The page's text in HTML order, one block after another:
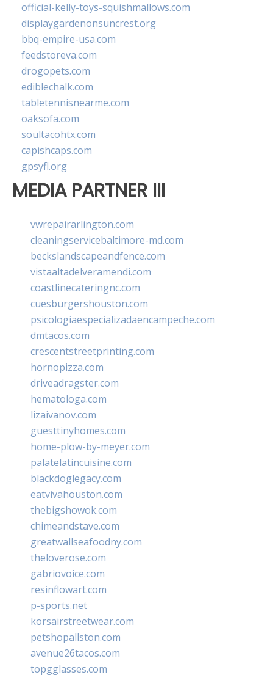
official-kelly-toys-squishmallows.com
displaygardenonsuncrest.org
bbq-empire-usa.com
feedstoreva.com
drogopets.com
ediblechalk.com
tabletennisnearme.com
oaksofa.com
soultacohtx.com
capishcaps.com
gpsyfl.org
MEDIA PARTNER III
vwrepairarlington.com
cleaningservicebaltimore-md.com
beckslandscapeandfence.com
vistaaltadelveramendi.com
coastlinecateringnc.com
cuesburgershouston.com
psicologiaespecializadaencampeche.com
dmtacos.com
crescentstreetprinting.com
hornopizza.com
driveadragster.com
hematologa.com
lizaivanov.com
guesttinyhomes.com
home-plow-by-meyer.com
palatelatincuisine.com
blackdoglegacy.com
eatvivahouston.com
thebigshowok.com
chimeandstave.com
greatwallseafoodny.com
theloverose.com
gabriovoice.com
resinflowart.com
p-sports.net
korsairstreetwear.com
petshopallston.com
avenue26tacos.com
topgglasses.com